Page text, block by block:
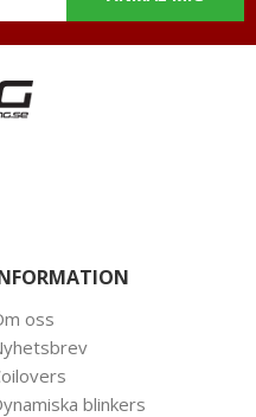
oss
blinkers